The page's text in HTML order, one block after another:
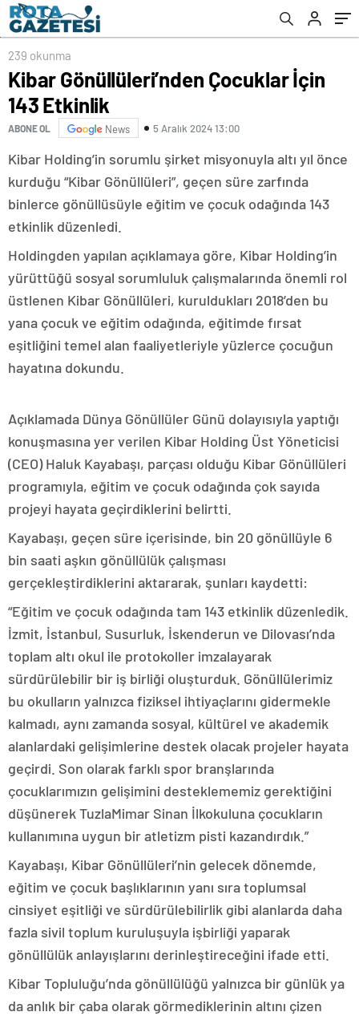
239 okunma
Kibar Gönüllüleri’nden Çocuklar İçin
143 Etkinlik
ABONE OL News 5 Aralık 2024 13:00
Kibar Holding’in sorumlu şirket misyonuyla altı yıl önce
kurduğu “Kibar Gönüllüleri”, geçen süre zarfında
binlerce gönüllüsüyle eğitim ve çocuk odağında 143
etkinlik düzenledi.
Holdingden yapılan açıklamaya göre, Kibar Holding’in
yürüttüğü sosyal sorumluluk çalışmalarında önemli rol
üstlenen Kibar Gönüllüleri, kuruldukları 2018’den bu
yana çocuk ve eğitim odağında, eğitimde fırsat
eşitliğini temel alan faaliyetleriyle yüzlerce çocuğun
hayatına dokundu.
Açıklamada Dünya Gönüllüler Günü dolayısıyla yaptığı
konuşmasına yer verilen Kibar Holding Üst Yöneticisi
(CEO) Haluk Kayabaşı, parçası olduğu Kibar Gönüllüleri
programıyla, eğitim ve çocuk odağında çok sayıda
projeyi hayata geçirdiklerini belirtti.
Kayabaşı, geçen süre içerisinde, bin 20 gönüllüyle 6
bin saati aşkın gönüllülük çalışması
gerçekleştirdiklerini aktararak, şunları kaydetti:
“Eğitim ve çocuk odağında tam 143 etkinlik düzenledik.
İzmit, İstanbul, Susurluk, İskenderun ve Dilovası’nda
toplam altı okul ile protokoller imzalayarak
sürdürülebilir bir iş birliği oluşturduk. Gönüllülerimiz
bu okulların yalnızca fiziksel ihtiyaçlarını gidermekle
kalmadı, aynı zamanda sosyal, kültürel ve akademik
alanlardaki gelişimlerine destek olacak projeler hayata
geçirdi. Son olarak farklı spor branşlarında
çocuklarımızın gelişimini desteklememiz gerektiğini
düşünerek TuzlaMimar Sinan İlkokuluna çocukların
kullanımına uygun bir atletizm pisti kazandırdık.”
Kayabaşı, Kibar Gönüllüleri’nin gelecek dönemde,
eğitim ve çocuk başlıklarının yanı sıra toplumsal
cinsiyet eşitliği ve sürdürülebilirlik gibi alanlarda daha
fazla sivil toplum kuruluşuyla işbirliği yaparak
gönüllülük anlayışlarını derinleştireceğini ifade etti.
Kibar Topluluğu’nda gönüllülüğü yalnızca bir günlük ya
da anlık bir çaba olarak görmediklerinin altını çizen